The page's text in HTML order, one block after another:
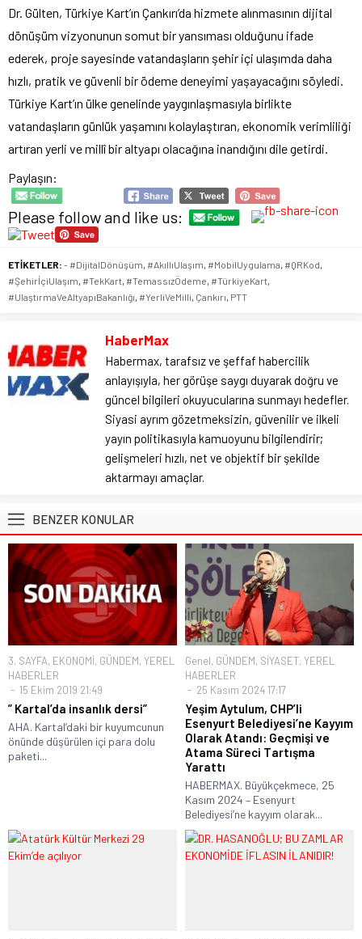
Dr. Gülten, Türkiye Kart’ın Çankırı’da hizmete alınmasının dijital
dönüşüm vizyonunun somut bir yansıması olduğunu ifade
ederek, proje sayesinde vatandaşların şehir içi ulaşımda daha
hızlı, pratik ve güvenli bir ödeme deneyimi yaşayacağını söyledi.
Türkiye Kart’ın ülke genelinde yaygınlaşmasıyla birlikte
vatandaşların günlük yaşamını kolaylaştıran, ekonomik verimliliği
artıran yerli ve millî bir altyapı olacağına inandığını dile getirdi.
Paylaşın:
Please follow and like us:
ETİKETLER: - #DijitalDönüşüm, #AkıllıUlaşım, #MobilUygulama, #QRKod,
#ŞehirİçiUlaşım, #TekKart, #TemassızÖdeme, #TürkiyeKart,
#UlaştırmaVeAltyapıBakanlığı, #YerliVeMilli, Çankırı, PTT
HaberMax
Habermax, tarafsız ve şeffaf habercilik
anlayışıyla, her görüşe saygı duyarak doğru ve
güncel bilgileri okuyucularına sunmayı hedefler.
Siyasi ayrım gözetmeksizin, güvenilir ve ilkeli
yayın politikasıyla kamuoyunu bilgilendirir;
gelişmeleri hızlı, net ve objektif bir şekilde
aktarmayı amaçlar.
BENZER KONULAR
3. SAYFA, EKONOMİ, GÜNDEM, YEREL
HABERLER
15 Ekim 2019 21:49
” Kartal’da insanlık dersi”
AHA. Kartal’daki bir kuyumcunun
önünde düşürülen içi para dolu
paketi...
Genel, GÜNDEM, SİYASET, YEREL
HABERLER
25 Kasım 2024 17:17
Yeşim Aytulum, CHP’li
Esenyurt Belediyesi’ne Kayyım
Olarak Atandı: Geçmişi ve
Atama Süreci Tartışma
Yarattı
HABERMAX. Büyükçekmece, 25
Kasım 2024 – Esenyurt
Belediyesi’ne kayyım olarak...